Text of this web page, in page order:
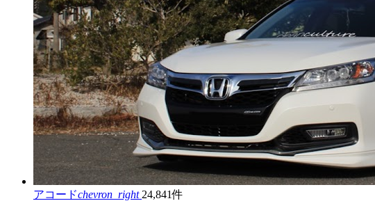
アコードchevron_right 24,841件